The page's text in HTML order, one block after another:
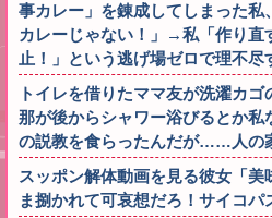
事カレー」を錬成してしまった私
カレーじゃない！」→私「作り
止！」という逃げ場ゼロで理不尽
トイレを借りたママ友が洗濯カ
那が後からシャワー浴びるとか私
の説教を食らったんだが……人の
スッポン解体動画を見る彼女「
ま捌かれて可哀想だろ！サイコ